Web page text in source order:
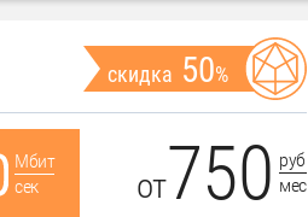
скидка 50%
Мбит
сек
от750 руб
мес